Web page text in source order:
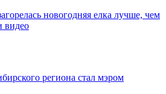
новогодняя елка лучше, чем
видео
региона стал мэром